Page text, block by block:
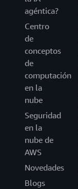
agéntica?
Centro
de
conceptos
de
computación
en la
nube
Seguridad
en la
nube de
AWS
Novedades
Blogs